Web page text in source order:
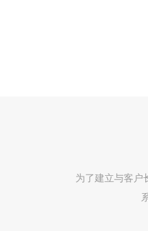
为了建立与客户